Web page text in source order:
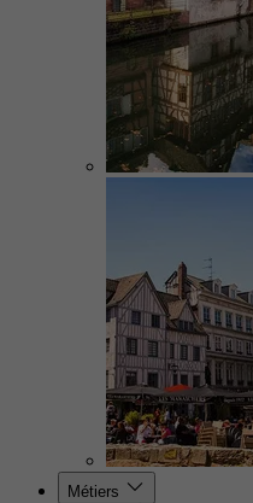
Métiers